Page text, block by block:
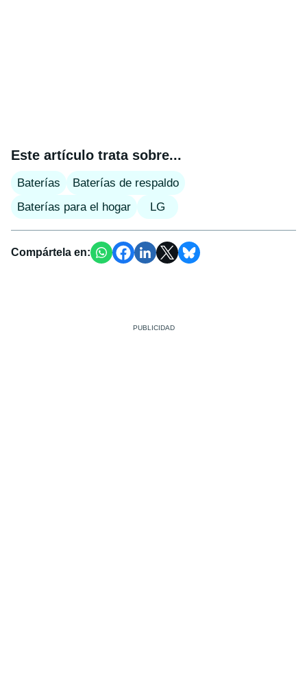
Este artículo trata sobre...
Baterías
Baterías de respaldo
Baterías para el hogar
LG
Compártela en: